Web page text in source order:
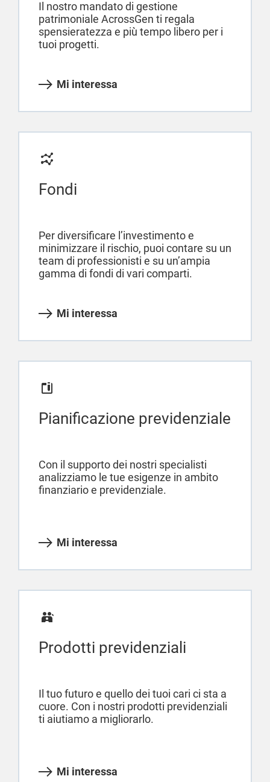
Il nostro mandato di gestione
patrimoniale AcrossGen ti regala
spensieratezza e più tempo libero per i
tuoi progetti.
Mi interessa
Fondi
Per diversificare l’investimento e
minimizzare il rischio, puoi contare su un
team di professionisti e su un’ampia
gamma di fondi di vari comparti.
Mi interessa
Pianificazione previdenziale
Con il supporto dei nostri specialisti
analizziamo le tue esigenze in ambito
finanziario e previdenziale.
Mi interessa
Prodotti previdenziali
Il tuo futuro e quello dei tuoi cari ci sta a
cuore. Con i nostri prodotti previdenziali
ti aiutiamo a migliorarlo.
Mi interessa